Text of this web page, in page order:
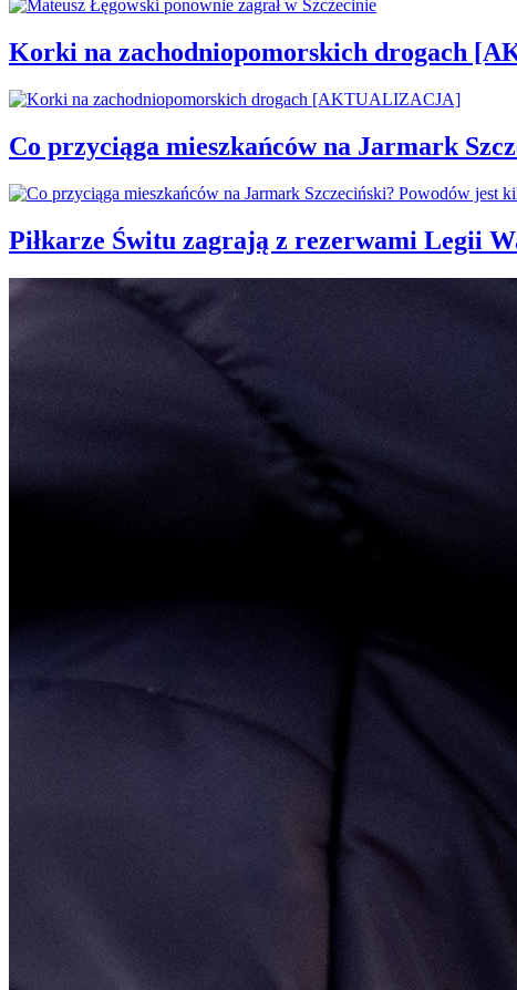
Korki na zachodniopomorskich drogach
Co przyciąga mieszkańców na Jarmark
Piłkarze Świtu zagrają z rezerwami Legii